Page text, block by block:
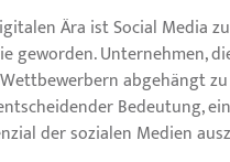
Ära ist Social Media
geworden. Unternehmen,
abgehängt
Bedeutung,
der sozialen Medien